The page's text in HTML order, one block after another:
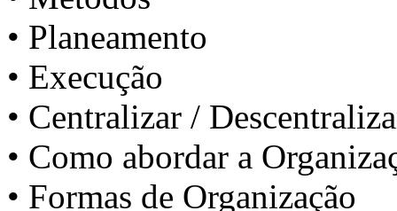
• Planeamento
• Execução
• Centralizar /
• Como abordar a
• Formas de Organização